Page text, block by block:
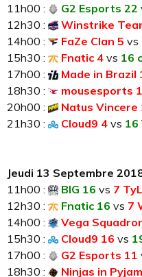
11h00 :
G2 Esports 22
12h30 :
Winstrike
14h00 :
FaZe Clan 5 vs
15h30 :
Fnatic 4 vs 16
17h00 :
Made in Brazil
18h30 :
mousesports
20h00 :
Natus Vincere
21h30 :
Cloud9 4 vs 16
Jeudi 13 Septembre
11h00 :
BIG 16 vs 7
12h30 :
Fnatic 16 vs 7
14h00 :
Vega
15h30 :
Cloud9 16 vs
17h00 :
G2 Esports 11
18h30 :
Ninjas in